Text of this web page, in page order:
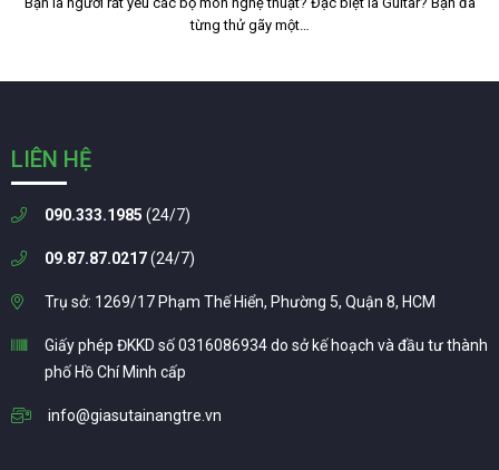
từng thử gãy một…
LIÊN HỆ
090.333.1985 (24/7)
09.87.87.0217(24/7)
Trụ sở: 1269/17 Phạm Thế Hiển, Phường 5, Quận 8, HCM
Giấy phép ĐKKD số 0316086934 do sở kế hoạch và đầu tư thành
phố Hồ Chí Minh cấp
info@giasutainangtre.vn